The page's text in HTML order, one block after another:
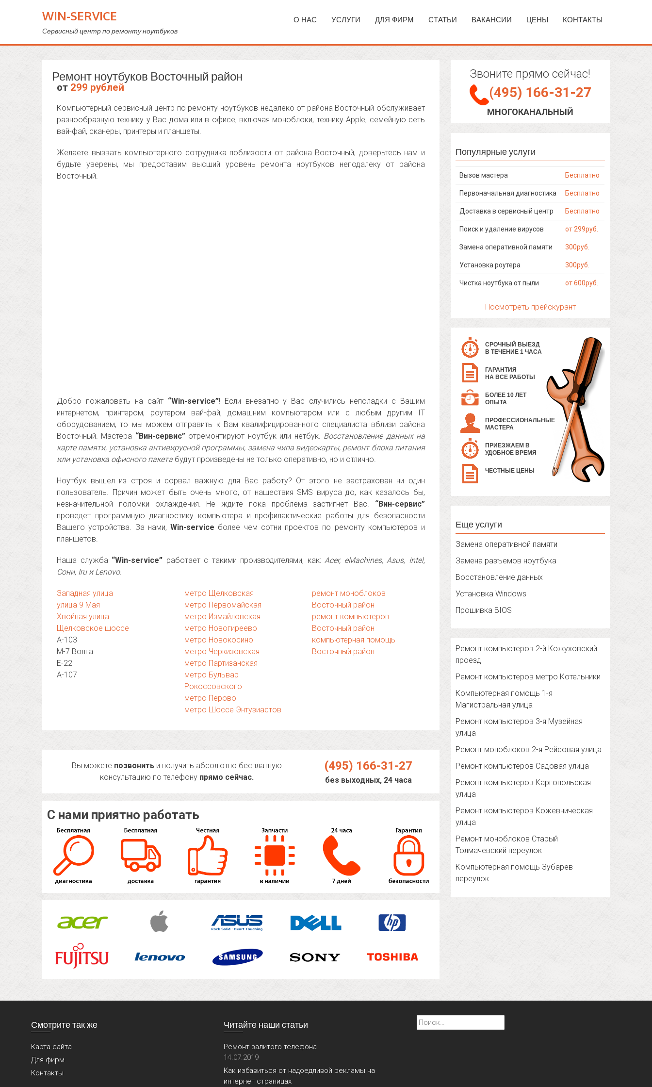
WIN-SERVICE
Сервисный центр по ремонту ноутбуков
О НАС УСЛУГИ ДЛЯ ФИРМ СТАТЬИ ВАКАНСИИ ЦЕНЫ КОНТАКТЫ
Ремонт ноутбуков Восточный район
от 299 рублей
Компьютерный сервисный центр по ремонту ноутбуков недалеко от района Восточный обслуживает
разнообразную технику у Вас дома или в офисе, включая моноблоки, технику Apple, семейную сеть
вай-фай, сканеры, принтеры и планшеты.
Желаете вызвать компьютерного сотрудника поблизости от района Восточный, доверьтесь нам и
будьте уверены, мы предоставим высший уровень ремонта ноутбуков неподалеку от района
Восточный.
Добро пожаловать на сайт “Win-service”! Если внезапно у Вас случились неполадки с Вашим
интернетом, принтером, роутером вай-фай, домашним компьютером или с любым другим IT
оборудованием, то мы можем отправить к Вам квалифицированного специалиста вблизи района
Восточный. Мастера “Вин-сервис”отремонтируют ноутбук или нетбук. Восстановление данных на
карте памяти, установка антивирусной программы, замена чипа видеокарты, ремонт блока питания
или установка офисного пакета будут произведены не только оперативно, но и отлично.
Ноутбук вышел из строя и сорвал важную для Вас работу? От этого не застрахован ни один
пользователь. Причин может быть очень много, от нашествия SMS вируса до, как казалось бы,
незначительной поломки охлаждения. Не ждите пока проблема застигнет Вас. “Вин-сервис”
проведет программную диагностику компьютера и профилактические работы для безопасности
Вашего устройства. За нами, Win-service более чем сотни проектов по ремонту компьютеров и
планшетов.
Наша служба “Win-service” работает с такими производителями, как:Acer, eMachines, Asus, Intel,
Сони, Iru и Lenovo.
Западная улица
улица 9 Мая
Хвойная улица
Щелковское шоссе
А-103
М-7 Волга
Е-22
А-107
метро Щелковская
метро Первомайская
метро Измайловская
метро Новогиреево
метро Новокосино
метро Черкизовская
метро Партизанская
метро Бульвар
Рокоссовского
метро Перово
метро Шоссе Энтузиастов
ремонт моноблоков
Восточный район
ремонт компьютеров
Восточный район
компьютерная помощь
Восточный район
Вы можете позвонить и получить абсолютно бесплатную
консультацию по телефону прямо сейчас.
(495) 166-31-27
без выходных, 24 часа
С нами приятно работать
Звоните прямо сейчас!
(495) 166-31-27
МНОГОКАНАЛЬНЫЙ
Популярные услуги
Вызов мастера Бесплатно
Первоначальная диагностика Бесплатно
Доставка в сервисный центр Бесплатно
Поиск и удаление вирусов от 299руб.
Замена оперативной памяти 300руб.
Установка роутера 300руб.
Чистка ноутбука от пыли от 600руб.
Посмотреть прейскурант
СРОЧНЫЙ ВЫЕЗД
В ТЕЧЕНИЕ 1 ЧАСА
ГАРАНТИЯ
НА ВСЕ РАБОТЫ
БОЛЕЕ 10 ЛЕТ
ОПЫТА
ПРОФЕССИОНАЛЬНЫЕ
МАСТЕРА
ПРИЕЗЖАЕМ В
УДОБНОЕ ВРЕМЯ
ЧЕСТНЫЕ ЦЕНЫ
Еще услуги
Замена оперативной памяти
Замена разъемов ноутбука
Восстановление данных
Установка Windows
Прошивка BIOS
Ремонт компьютеров 2-й Кожуховский
проезд
Ремонт компьютеров метро Котельники
Компьютерная помощь 1-я
Магистральная улица
Ремонт компьютеров 3-я Музейная
улица
Ремонт моноблоков 2-я Рейсовая улица
Ремонт компьютеров Садовая улица
Ремонт компьютеров Каргопольская
улица
Ремонт компьютеров Кожевническая
улица
Ремонт моноблоков Старый
Толмачевский переулок
Компьютерная помощь Зубарев
переулок
Смотрите так же
Карта сайта
Для фирм
Контакты
Читайте наши статьи
Ремонт залитого телефона
14.07.2019
Как избавиться от надоедливой рекламы на
интернет страницах
Найти: